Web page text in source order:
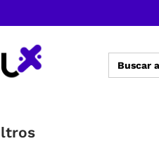
Buscar: